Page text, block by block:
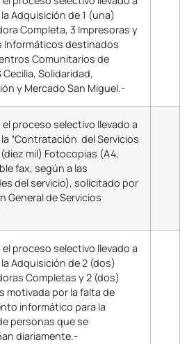
Adquisición de 1 (una)
Completa, 3 Impresoras y
Informáticos destinados
Comunitarios de
Cecilia, Solidaridad,
y Mercado San Miguel.-
el proceso selectivo llevado a
“Contratación del Servicios
mil) Fotocopias (A4,
fax, según a las
del servicio), solicitado por
General de Servicios
el proceso selectivo llevado a
Adquisición de 2 (dos)
Completas y 2 (dos)
motivada por la falta de
informático para la
personas que se
diariamente.-